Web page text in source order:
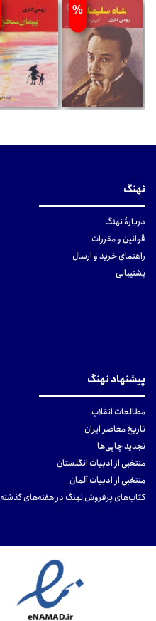
%
نهنگ
دربارهٔ نهنگ
قوانین و مقررات
راهنمای خرید و ارسال
پشتیبانی
پیشنهاد نهنگ
مطالعات انقلاب
تاریخ معاصر ایران
تجدید چاپی‌ها
منتخبی از ادبیات انگلستان
منتخبی از ادبیات آلمان
کتاب‌های پرفروش نهنگ در هفته‌های گذشته